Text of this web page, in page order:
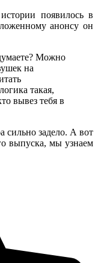
появилось в
анонсу он
Можно
на
такая,
вывез тебя в
сильно задело. А вот
выпуска, мы узнаем